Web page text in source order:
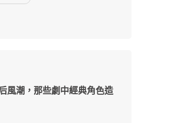
風潮，那些劇中經典角色造